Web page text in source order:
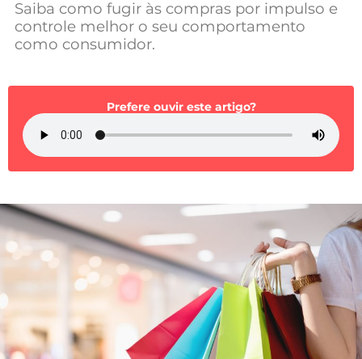
Tecnologia
Negócios
Mundial 2026
Saiba como fugir às compras por impulso e
controle melhor o seu comportamento
como consumidor.
Prefere ouvir este artigo?